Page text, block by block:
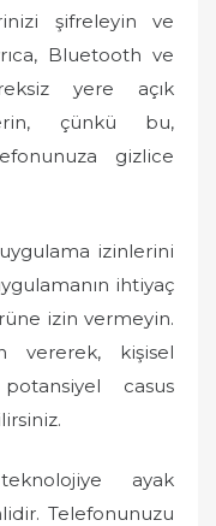
şifreleyin ve
Bluetooth ve
yere açık
çünkü bu,
gizlice
izinlerini
ihtiyaç
izin vermeyin.
vererek, kişisel
casus
ayak
Telefonunuzu